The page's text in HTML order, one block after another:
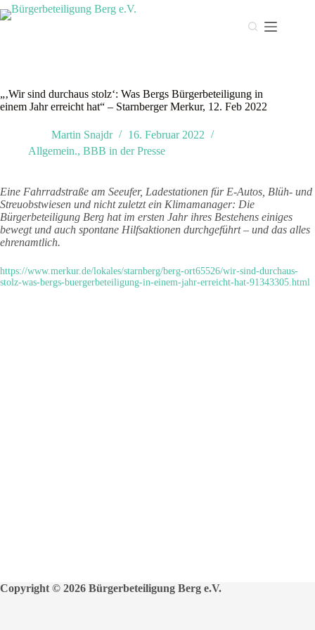
Zum
Inhalt
„‚Wir sind durchaus stolz‘: Was Bergs Bürgerbeteiligung in
einem Jahr erreicht hat“ – Starnberger Merkur, 12. Feb 2022
Martin Snajdr
16. Februar 2022
Allgemein., BBB in der Presse
Eine Fahrradstraße am Seeufer, Ladestationen für E-Autos, Blüh- und
Streuobstwiesen und nicht zuletzt ein Klimamanager: Die
Bürgerbeteiligung Berg hat im ersten Jahr ihres Bestehens einiges
bewegt und auch spontane Hilfsaktionen durchgeführt – und das alles
ehrenamtlich.
https://www.merkur.de/lokales/starnberg/berg-ort65526/wir-sind-durchaus-
stolz-was-bergs-buergerbeteiligung-in-einem-jahr-erreicht-hat-91343305.html
Copyright © 2026 Bürgerbeteiligung Berg e.V.